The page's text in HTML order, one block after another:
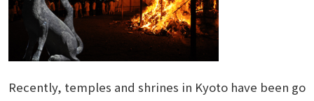
Recently, temples and shrines in Kyoto have been go